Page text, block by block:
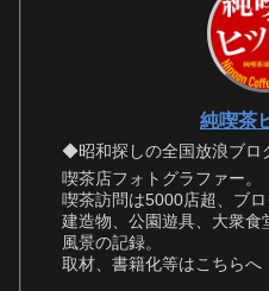
純喫茶
◆昭和探しの全国放浪ブ
喫茶店フォトグラファー。
喫茶訪問は5000店超、ブロ
建造物、公園遊具、大衆食
風景の記録。
取材、書籍化等はこちら